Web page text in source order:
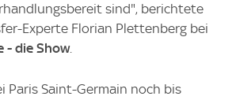
sind", berichtete
Experte Florian Plettenberg bei
- die Show.
Paris Saint-Germain noch bis